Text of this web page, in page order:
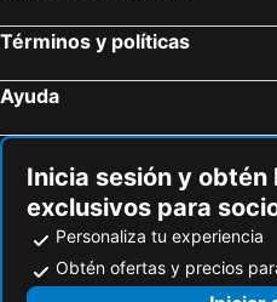
Términos y políticas
Ayuda
Inicia sesión y
exclusivos para
Personaliza tu experiencia
Obtén ofertas y precios